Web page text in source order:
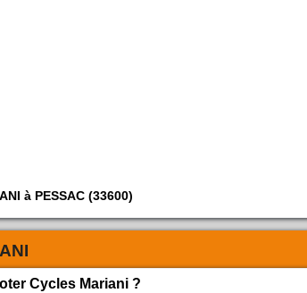
à PESSAC (33600)
Cycles Mariani ?